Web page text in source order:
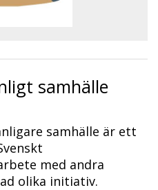
samhälle
samhälle är ett
med andra
olika initiativ.